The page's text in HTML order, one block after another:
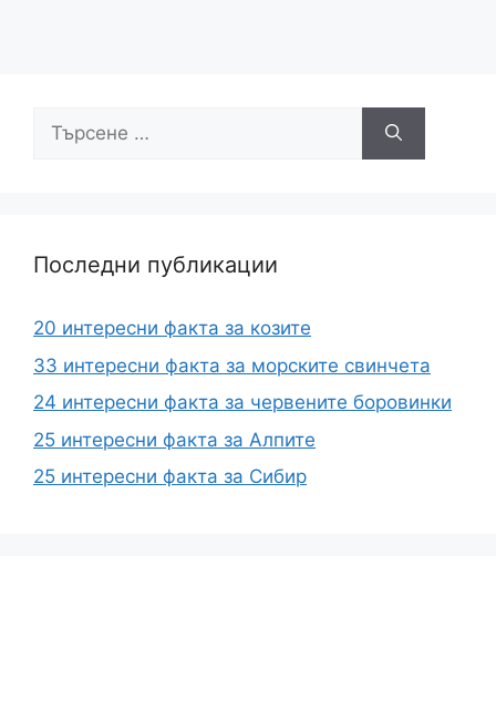
Търсене
Последни публикации
20 интересни факта за козите
33 интересни факта за морските свинчета
24 интересни факта за червените боровинки
25 интересни факта за Алпите
25 интересни факта за Сибир